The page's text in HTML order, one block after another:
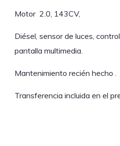
Motor 2.0, 143CV,
Diésel, sensor de luces,
pantalla multimedia.
Mantenimiento recién hecho .
Transferencia incluida en el